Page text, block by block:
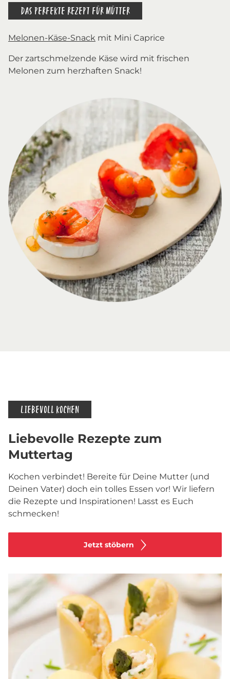
DAS PERFEKTE REZEPT FÜR MÜTTER
Melonen-Käse-Snack mit Mini Caprice
Der zartschmelzende Käse wird mit frischen
Melonen zum herzhaften Snack!
LIEBEVOLL KOCHEN
Liebevolle Rezepte zum
Muttertag
Kochen verbindet! Bereite für Deine Mutter (und
Deinen Vater) doch ein tolles Essen vor! Wir liefern
die Rezepte und Inspirationen! Lasst es Euch
schmecken!
Jetzt stöbern